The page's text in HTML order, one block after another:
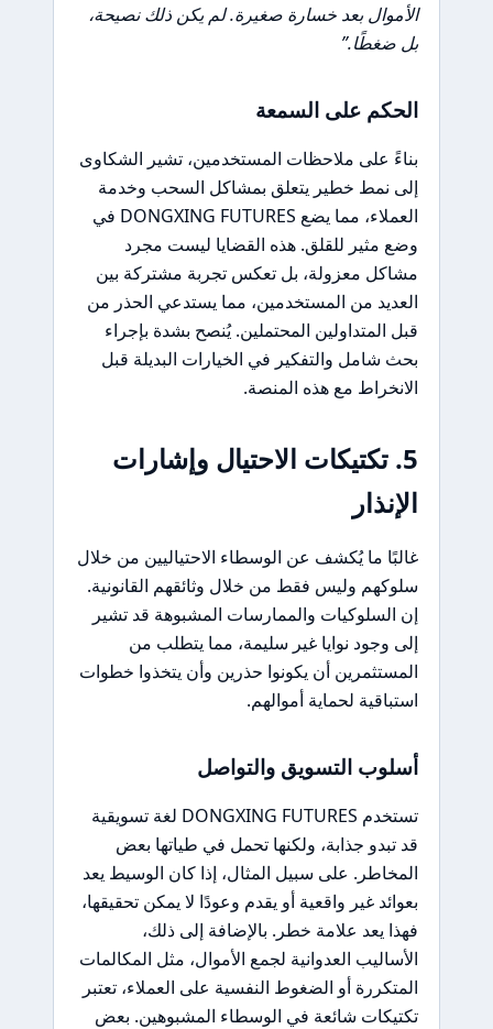
الأموال بعد خسارة صغيرة. لم يكن ذلك نصيحة،
بل ضغطًا.”
الحكم على السمعة
بناءً على ملاحظات المستخدمين، تشير الشكاوى
إلى نمط خطير يتعلق بمشاكل السحب وخدمة
العملاء، مما يضع DONGXING FUTURES في
وضع مثير للقلق. هذه القضايا ليست مجرد
مشاكل معزولة، بل تعكس تجربة مشتركة بين
العديد من المستخدمين، مما يستدعي الحذر من
قبل المتداولين المحتملين. يُنصح بشدة بإجراء
بحث شامل والتفكير في الخيارات البديلة قبل
الانخراط مع هذه المنصة.
5. تكتيكات الاحتيال وإشارات
الإنذار
غالبًا ما يُكشف عن الوسطاء الاحتياليين من خلال
سلوكهم وليس فقط من خلال وثائقهم القانونية.
إن السلوكيات والممارسات المشبوهة قد تشير
إلى وجود نوايا غير سليمة، مما يتطلب من
المستثمرين أن يكونوا حذرين وأن يتخذوا خطوات
استباقية لحماية أموالهم.
أسلوب التسويق والتواصل
تستخدم DONGXING FUTURES لغة تسويقية
قد تبدو جذابة، ولكنها تحمل في طياتها بعض
المخاطر. على سبيل المثال، إذا كان الوسيط يعد
بعوائد غير واقعية أو يقدم وعودًا لا يمكن تحقيقها،
فهذا يعد علامة خطر. بالإضافة إلى ذلك،
الأساليب العدوانية لجمع الأموال، مثل المكالمات
المتكررة أو الضغوط النفسية على العملاء، تعتبر
تكتيكات شائعة في الوسطاء المشبوهين. بعض